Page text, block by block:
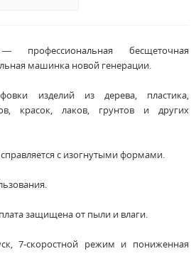
профессиональная бесщеточная
машинка новой генерации.
изделий из дерева, пластика,
красок, лаков, грунтов и других
с изогнутыми формами.
защищена от пыли и влаги.
7-скоростной режим и пониженная